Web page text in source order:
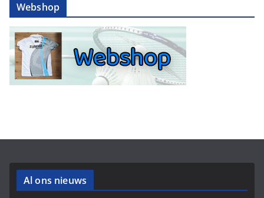
Webshop
Al ons nieuws